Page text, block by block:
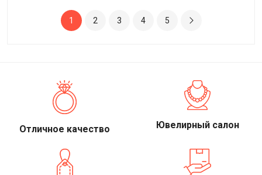
1 2 3 4 5
Отличное качество Ювелирный салон